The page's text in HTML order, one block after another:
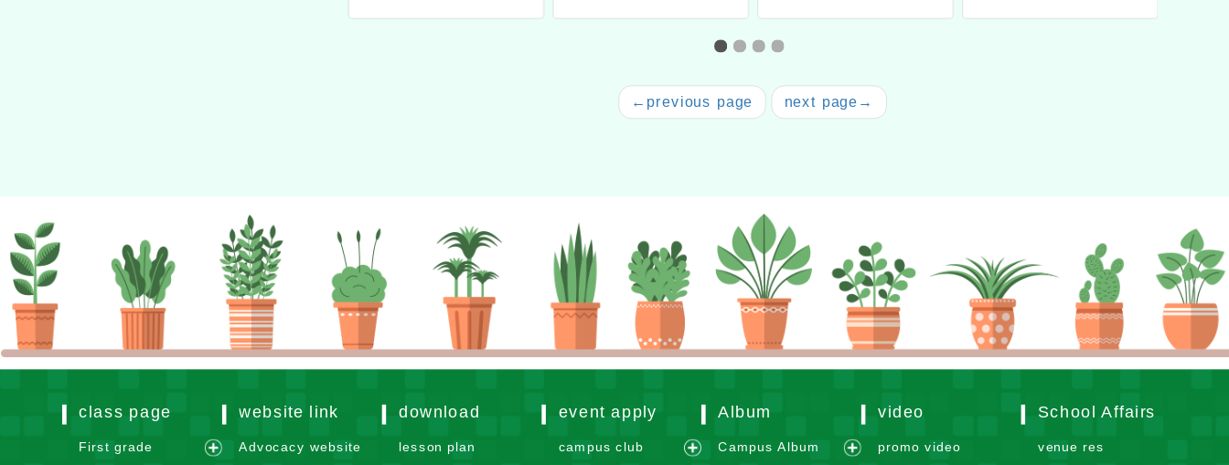
← previous page next page →
class page
First grade
website link
Advocacy website
download
lesson plan
event apply
campus club
Album
Campus Album
video
promo video
School Affairs
venue res